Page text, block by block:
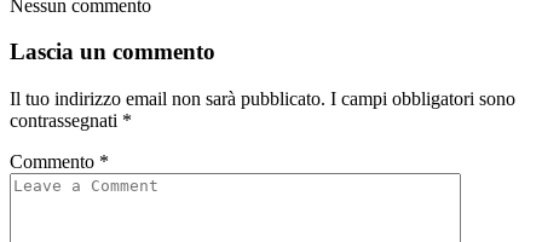
Nessun commento
Lascia un commento
Il tuo indirizzo email non sarà pubblicato. I campi obbligatori sono
contrassegnati *
Commento *